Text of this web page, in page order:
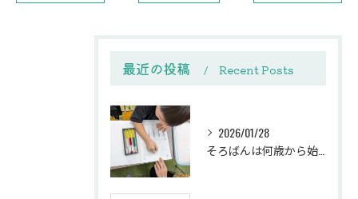
最近の投稿 Recent Posts
2026/01/28